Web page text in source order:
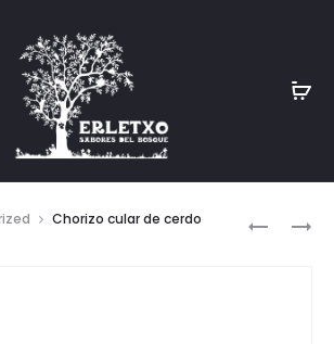
Chorizo cular de cerdo